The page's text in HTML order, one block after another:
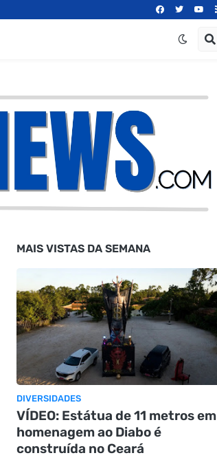
MAIS VISTAS DA SEMANA
DIVERSIDADES
VÍDEO: Estátua de 11 metros em
homenagem ao Diabo é
construída no Ceará